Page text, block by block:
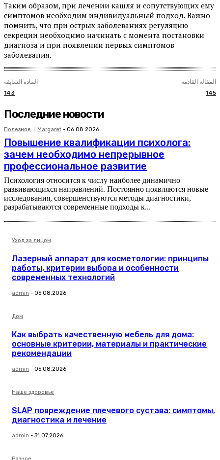
Таким образом, при лечении кашля и сопутствующих ему
симптомов необходим индивидуальный подход. Важно
помнить, что при острых заболеваниях регуляцию
секреции необходимо начинать с момента постановки
диагноза и при появлении первых симптомов
заболевания.
المادة السابقة
143
المقالة القادمة
145
Последние новости
Полезное Margaret - 06.08.2026
Повышение квалификации психолога:
зачем необходимо непрерывное
профессиональное развитие
Психология относится к числу наиболее динамично
развивающихся направлений. Постоянно появляются новые
исследования, совершенствуются методы диагностики,
разрабатываются современные подходы к...
Уход за лицом
Лазерный аппарат для косметологии: принципы
работы, критерии выбора и особенности
современных технологий
admin - 05.08.2026
Дом
Как выбрать качественную мебель для дома:
основные критерии, материалы и практические
рекомендации
admin - 05.08.2026
Наше здоровье
SLAP повреждение плечевого сустава: симптомы,
диагностика и лечение
admin - 31.07.2026